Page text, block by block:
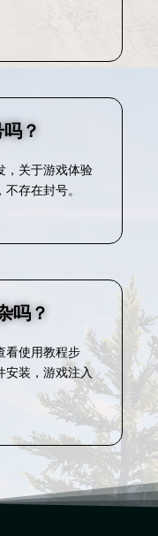
？
，关于游戏体验
存在封号。
吗？
看使用教程步
安装，游戏注入